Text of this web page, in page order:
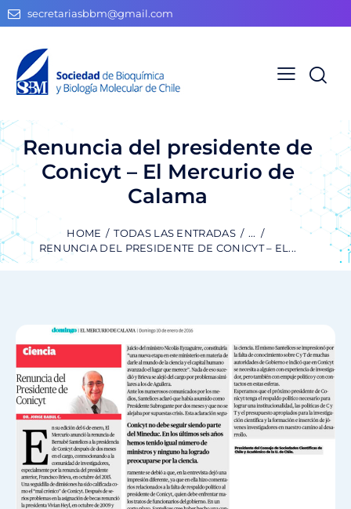
secretariasbbm@gmail.com
Renuncia del presidente de
Conicyt – El Mercurio de
Calama
HOME TODAS LAS ENTRADAS
...
RENUNCIA DEL PRESIDENTE DE CONICYT – EL...